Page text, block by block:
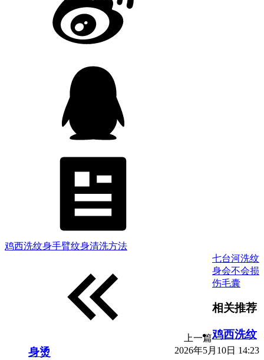
鸡西洗纹身手臂纹身清洗方法
上一篇
2026年5月10日 14:23
七台河洗纹
身会不会损
伤毛囊
相关推荐
鸡西洗纹
身烫